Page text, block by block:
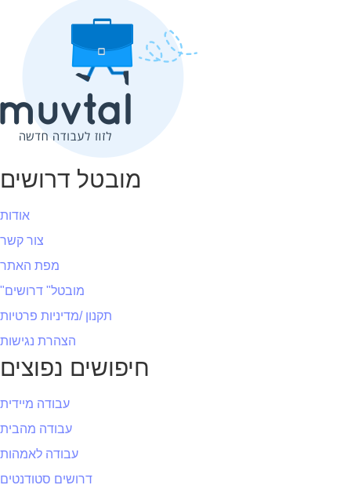
מובטל דרושים
אודות
צור קשר
מפת האתר
"מובטל" דרושים
תקנון /מדיניות פרטיות
הצהרת נגישות
חיפושים נפוצים
עבודה מיידית
עבודה מהבית
עבודה לאמהות
דרושים סטודנטים